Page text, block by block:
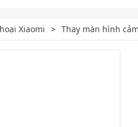
Xiaomi Thay màn hình